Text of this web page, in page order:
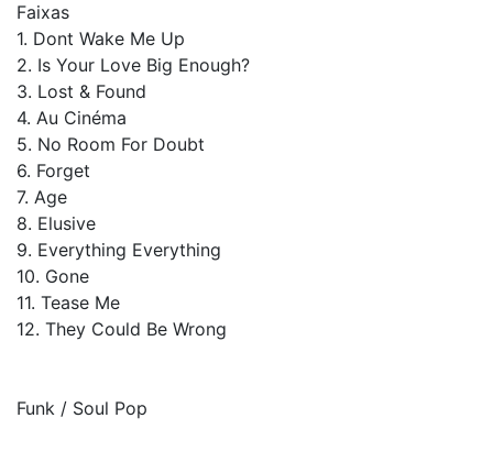
Faixas
1. Dont Wake Me Up
2. Is Your Love Big Enough?
3. Lost & Found
4. Au Cinéma
5. No Room For Doubt
6. Forget
7. Age
8. Elusive
9. Everything Everything
10. Gone
11. Tease Me
12. They Could Be Wrong
Funk / Soul Pop